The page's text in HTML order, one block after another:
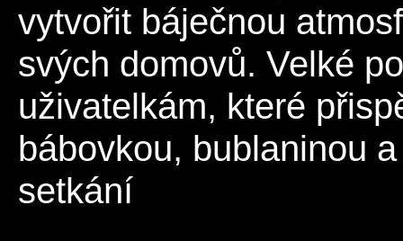
vytvořit báječnou
svých domovů. Velké
uživatelkám, které
bábovkou, bublaninou
setkání